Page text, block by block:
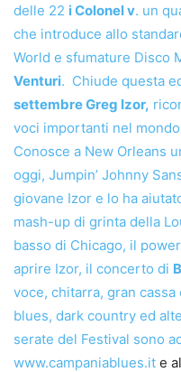
delle 22 i Colonel v. un
che introduce allo
World e sfumature Disco
Venturi. Chiude questa
settembre Greg Izor,
voci importanti nel
Conosce a New Orleans
oggi, Jumpin’ Johnny
giovane Izor e lo ha
mash-up di grinta della
basso di Chicago, il
aprire Izor, il concerto di
voce, chitarra, gran
blues, dark country ed
serate del Festival sono
www.campaniablues.it e